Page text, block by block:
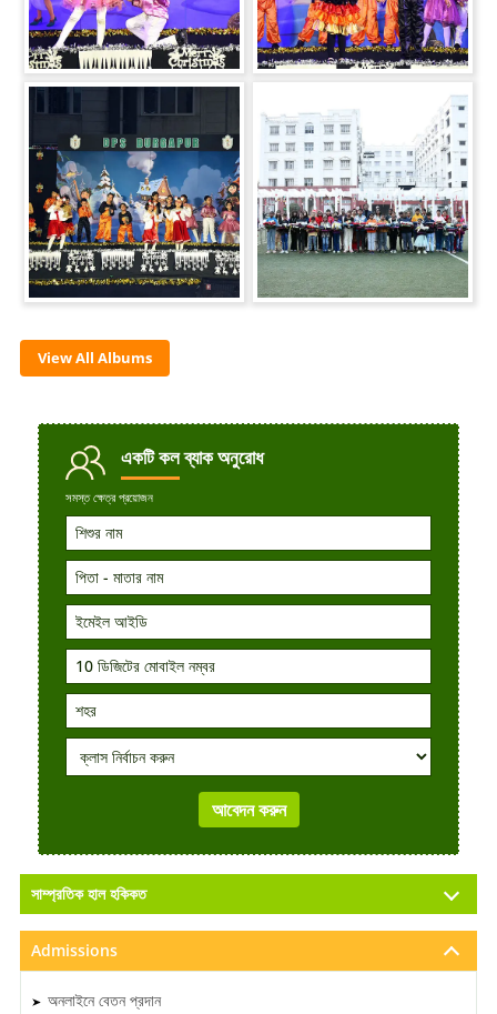
View All Albums
একটি কলব্যাক অনুরোধ
সমস্ত ক্ষেত্র প্রয়োজন
সাম্প্রতিক হাল হকিকত
Admissions
অনলাইনে বেতন প্রদান